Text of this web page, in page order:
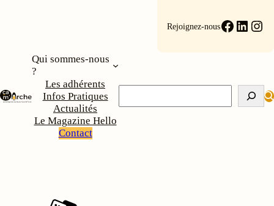
Rejoignez-nous
Qui sommes-nous
?
Les adhérents
Infos Pratiques
Actualités
Le Magazine Hello
Contact